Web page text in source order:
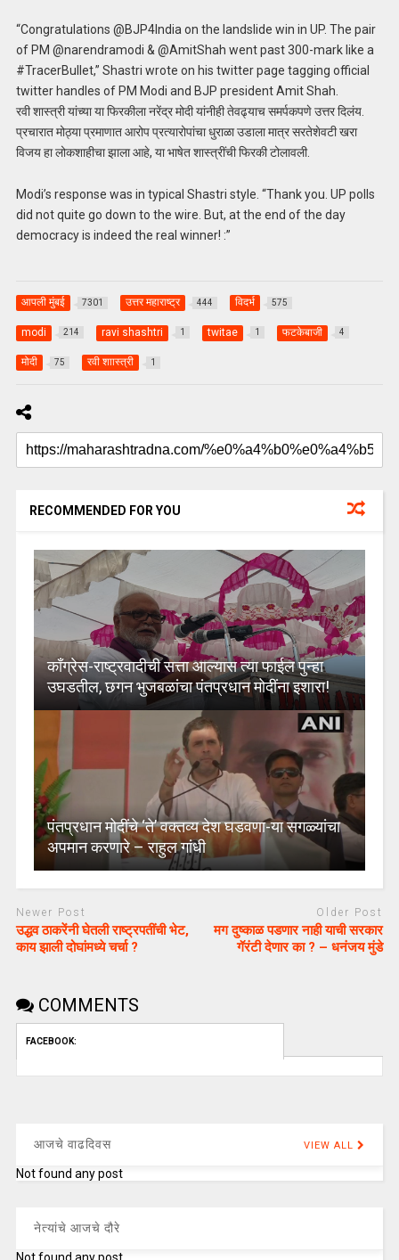
“Congratulations @BJP4India on the landslide win in UP. The pair
of PM @narendramodi & @AmitShah went past 300-mark like a
#TracerBullet,” Shastri wrote on his twitter page tagging official
twitter handles of PM Modi and BJP president Amit Shah.
रवी शास्त्री यांच्या या फिरकीला नरेंद्र मोदी यांनीही तेवढ्याच समर्पकपणे उत्तर दिलंय.
प्रचारात मोठ्या प्रमाणात आरोप प्रत्यारोपांचा धुराळा उडाला मात्र सरतेशेवटी खरा
विजय हा लोकशाहीचा झाला आहे, या भाषेत शास्त्रींची फिरकी टोलावली.
Modi’s response was in typical Shastri style. “Thank you. UP polls
did not quite go down to the wire. But, at the end of the day
democracy is indeed the real winner! :”
आपली मुंबई 7301 उत्तर महाराष्ट्र 444 विदर्भ 575
modi 214 ravi shashtri 1 twitae 1 फटकेबाजी 4
मोदी 75 रवी शाास्त्री 1
RECOMMENDED FOR YOU
काँग्रेस-राष्ट्रवादीची सत्ता आल्यास त्या फाईल पुन्हा
उघडतील, छगन भुजबळांचा पंतप्रधान मोदींना इशारा!
पंतप्रधान मोदींचे ‘ते’ वक्तव्य देश घडवणा-या सगळ्यांचा
अपमान करणारे – राहुल गांधी
Newer Post
उद्धव ठाकरेंनी घेतली राष्ट्रपतींची भेट,
काय झाली दोघांमध्ये चर्चा ?
Older Post
मग दुष्काळ पडणार नाही याची सरकार
गॅरंटी देणार का ? – धनंजय मुंडे
COMMENTS
FACEBOOK:
आजचे वाढदिवस VIEW ALL
Not found any post
नेत्यांचे आजचे दौरे